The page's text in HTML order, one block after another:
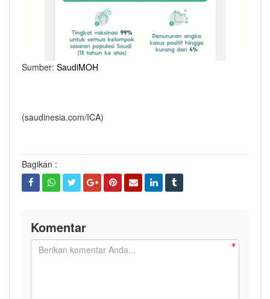
Sumber: SaudiMOH
(saudinesia.com/ICA)
Bagikan :
Komentar